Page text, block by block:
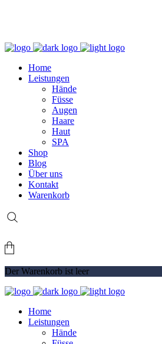
Home
Leistungen
Hände
Füsse
Augen
Haare
Haut
SPA
Shop
Blog
Über uns
Kontakt
Warenkorb
Der Warenkorb ist leer
Home
Leistungen
Hände